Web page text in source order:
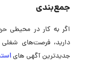
جمع‌بندی
اگر به کار در محیطی
دارید، فرصت‌های شغلی
جدیدترین آگهی های